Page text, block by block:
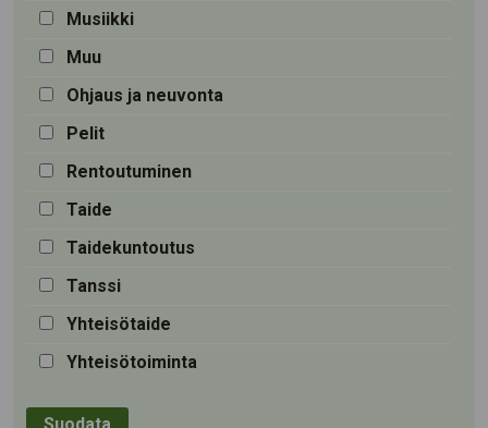
Musiikki
Muu
Ohjaus ja neuvonta
Pelit
Rentoutuminen
Taide
Taidekuntoutus
Tanssi
Yhteisötaide
Yhteisötoiminta